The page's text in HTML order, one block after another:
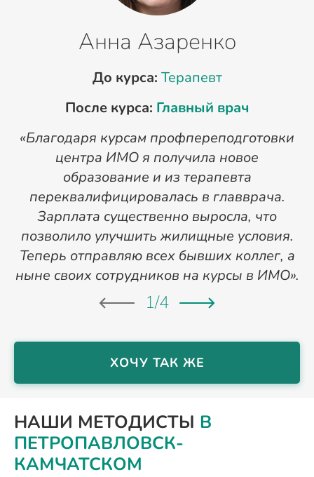
Анна Азаренко
До курса: Терапевт
После курса: Главный врач
«Благодаря курсам профпереподготовки
центра ИМО я получила новое
образование и из терапевта
переквалифицировалась в главврача.
Зарплата существенно выросла, что
позволило улучшить жилищные условия.
Теперь отправляю всех бывших коллег, а
ныне своих сотрудников на курсы в ИМО».
1/4
ХОЧУ ТАК ЖЕ
НАШИ МЕТОДИСТЫ В
ПЕТРОПАВЛОВСК-
КАМЧАТСКОМ